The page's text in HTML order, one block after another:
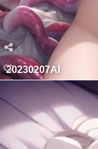
20230207AI